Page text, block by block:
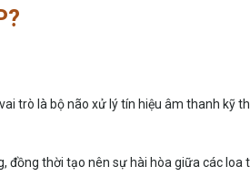
trò là bộ não xử lý tín hiệu âm thanh kỹ
đồng thời tạo nên sự hài hòa giữa các